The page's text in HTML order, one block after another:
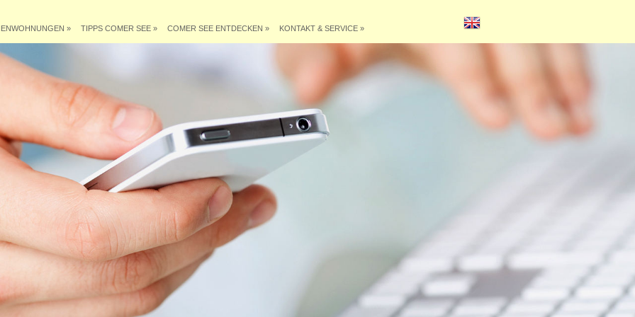
» TIPPS COMER SEE » COMER SEE ENTDECKEN » KONTAKT & SERVICE »